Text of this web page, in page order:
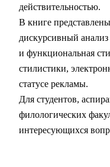
действительностью.
В книге
дискурсивный анализ
и функциональная
стилистики,
статусе рекламы.
Для студентов,
филологических
интересующихся